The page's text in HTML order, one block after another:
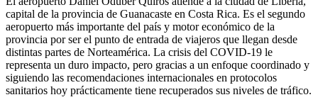
capital de la provincia de Guanacaste en Costa Rica. Es el segundo
aeropuerto más importante del país y motor económico de la
provincia por ser el punto de entrada de viajeros que llegan desde
distintas partes de Norteamérica. La crisis del COVID-19 le
representa un duro impacto, pero gracias a un enfoque coordinado y
siguiendo las recomendaciones internacionales en protocolos
sanitarios hoy prácticamente tiene recuperados sus niveles de tráfico.